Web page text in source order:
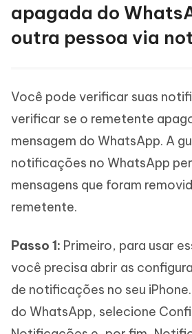
apagada do
outra pessoa via
Você pode verificar suas
verificar se o remetente
mensagem do WhatsApp. A
notificações no WhatsApp
mensagens que foram
remetente.
Passo 1: Primeiro, para usar
você precisa abrir as
de notificações no seu
do WhatsApp, selecione